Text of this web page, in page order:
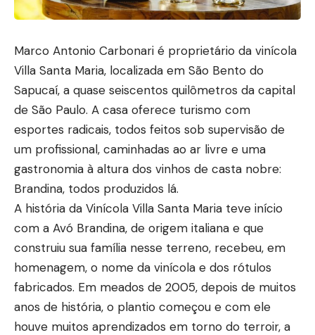
Marco Antonio Carbonari é proprietário da vinícola
Villa Santa Maria, localizada em São Bento do
Sapucaí, a quase seiscentos quilômetros da capital
de São Paulo. A casa oferece turismo com
esportes radicais, todos feitos sob supervisão de
um profissional, caminhadas ao ar livre e uma
gastronomia à altura dos vinhos de casta nobre:
Brandina, todos produzidos lá.
A história da Vinícola Villa Santa Maria teve início
com a Avó Brandina, de origem italiana e que
construiu sua família nesse terreno, recebeu, em
homenagem, o nome da vinícola e dos rótulos
fabricados. Em meados de 2005, depois de muitos
anos de história, o plantio começou e com ele
houve muitos aprendizados em torno do terroir, a